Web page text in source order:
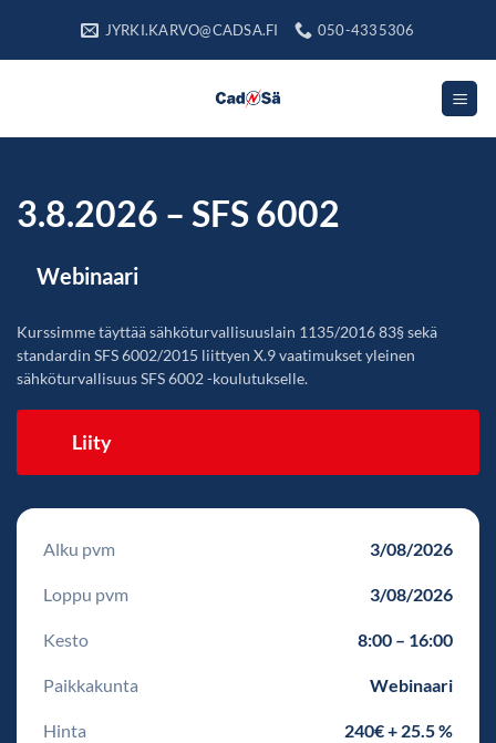
JYRKI.KARVO@CADSA.FI 050-4335306
3.8.2026 – SFS 6002
Webinaari
Kurssimme täyttää sähköturvallisuuslain 1135/2016 83§ sekä
standardin SFS 6002/2015 liittyen X.9 vaatimukset yleinen
sähköturvallisuus SFS 6002 -koulutukselle.
Liity
Alku pvm 3/08/2026
Loppu pvm 3/08/2026
Kesto 8:00 – 16:00
Paikkakunta Webinaari
Hinta 240€ + 25.5 %